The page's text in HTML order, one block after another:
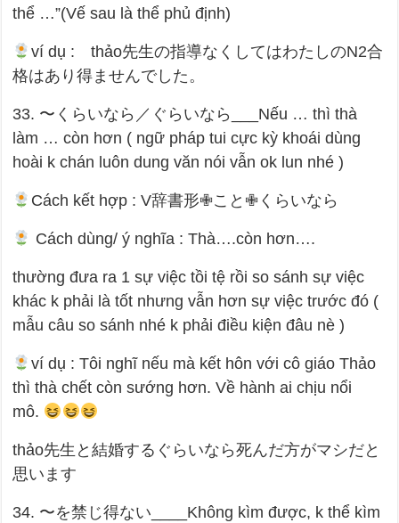
thể …”(Vế sau là thể phủ định)
ví dụ : thảo先生の指導なくしてはわたしのN2合
格はあり得ませんでした。
33. 〜くらいなら／ぐらいなら___Nếu … thì thà
làm … còn hơn ( ngữ pháp tui cực kỳ khoái dùng
hoài k chán luôn dung văn nói vẫn ok lun nhé )
Cách kết hợp : V辞書形✙こと✙くらいなら
Cách dùng/ ý nghĩa : Thà….còn hơn….
thường đưa ra 1 sự việc tồi tệ rồi so sánh sự việc
khác k phải là tốt nhưng vẫn hơn sự việc trước đó (
mẫu câu so sánh nhé k phải điều kiện đâu nè )
ví dụ : Tôi nghĩ nếu mà kết hôn với cô giáo Thảo
thì thà chết còn sướng hơn. Về hành ai chịu nổi
mô.
thảo先生と結婚するぐらいなら死んだ方がマシだと
思います
34. 〜を禁じ得ない____Không kìm được, k thể kìm